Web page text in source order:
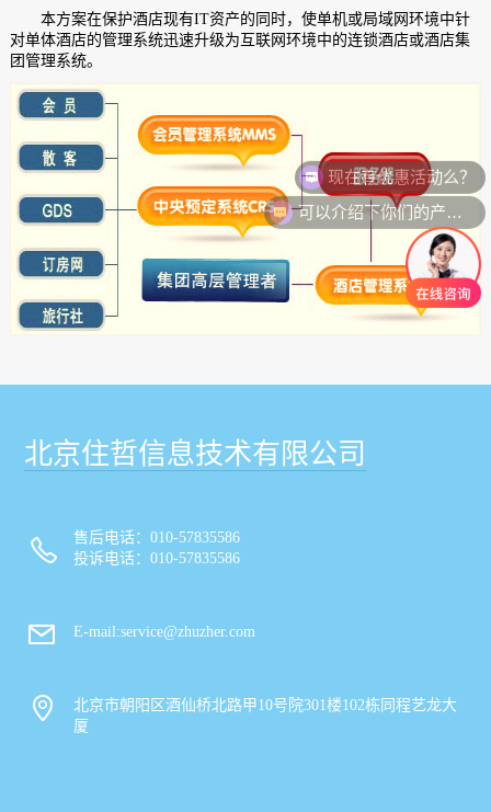
本方案在保护酒店现有IT资产的同时，使单机或局域网环境中针
对单体酒店的管理系统迅速升级为互联网环境中的连锁酒店或酒店集
团管理系统。
北京住哲信息技术有限公司
售后电话：010-57835586
投诉电话：010-57835586
E-mail:service@zhuzher.com
北京市朝阳区酒仙桥北路甲10号院301楼102栋同程艺龙大
厦
现在有优惠活动么？